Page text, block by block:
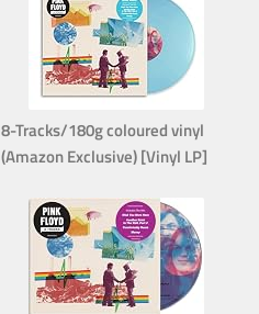
8-Tracks/180g coloured vinyl
(Amazon Exclusive) [Vinyl LP]